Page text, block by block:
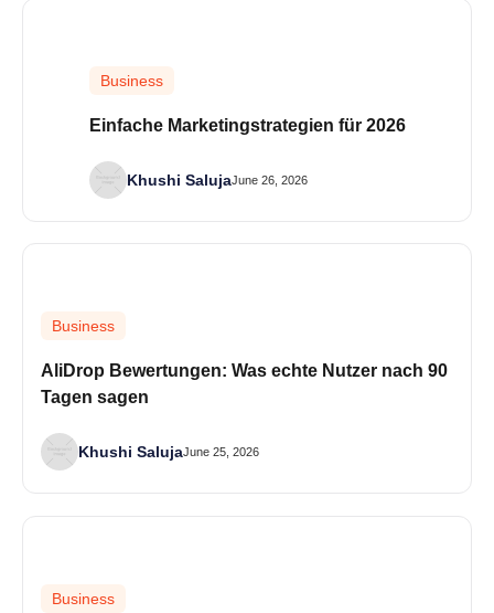
Business
Einfache Marketingstrategien für 2026
Khushi SalujaJune 26, 2026
Business
AliDrop Bewertungen: Was echte Nutzer nach 90
Tagen sagen
Khushi SalujaJune 25, 2026
Business